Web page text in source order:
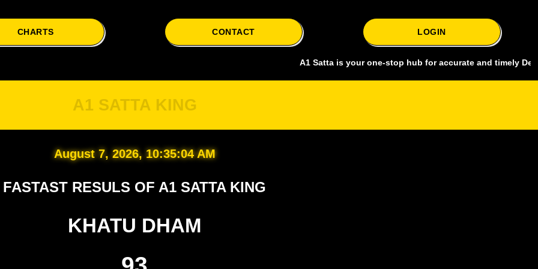
CHARTS CONTACT LOGIN
A1 Satta is your one-stop hub for accurate and timely Delhi
A1 SATTA KING
August 7, 2026, 10:35:05 AM
FASTAST RESULS OF A1 SATTA KING
KHATU DHAM